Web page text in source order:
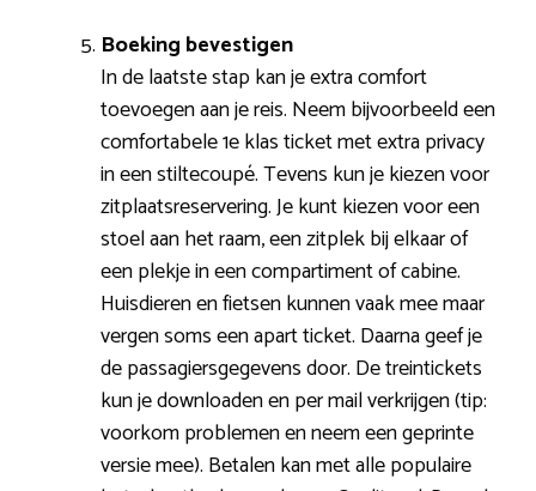
Boeking bevestigen
In de laatste stap kan je extra comfort
toevoegen aan je reis. Neem bijvoorbeeld een
comfortabele 1e klas ticket met extra privacy
in een stiltecoupé. Tevens kun je kiezen voor
zitplaatsreservering. Je kunt kiezen voor een
stoel aan het raam, een zitplek bij elkaar of
een plekje in een compartiment of cabine.
Huisdieren en fietsen kunnen vaak mee maar
vergen soms een apart ticket. Daarna geef je
de passagiersgegevens door. De treintickets
kun je downloaden en per mail verkrijgen (tip:
voorkom problemen en neem een geprinte
versie mee). Betalen kan met alle populaire